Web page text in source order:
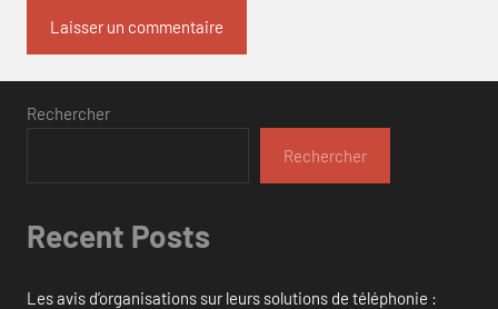
Rechercher
Rechercher
Recent Posts
Les avis d’organisations sur leurs solutions de téléphonie :